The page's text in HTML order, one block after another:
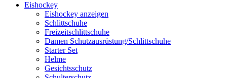
Eishockey
Eishockey anzeigen
Schlittschuhe
Freizeitschlittschuhe
Damen Schutzausrüstung/Schlittschuhe
Starter Set
Helme
Gesichtsschutz